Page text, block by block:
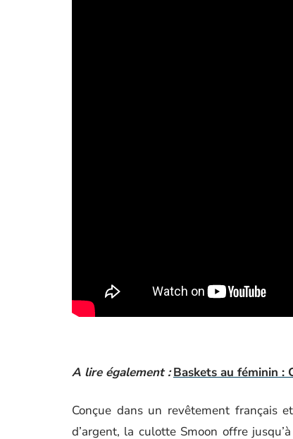
A lire également : Baskets au féminin :
Conçue dans un revêtement français
d’argent, la culotte Smoon offre